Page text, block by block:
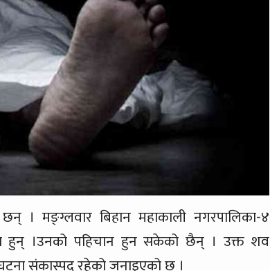
। मङ्ग्लवार बिहान महाकाली नगरपालिका-४
हुन् ।उनको पहिचान हुन सकेको छैन् । उक्त शव
संकास्पद रहेको जनाइएको छ ।